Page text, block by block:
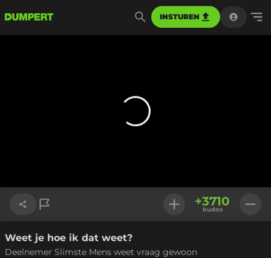
INSTUREN
Link kopiëren
+3710
kudos
Weet je hoe ik dat weet?
Deelnemer Slimste Mens weet vraag gewoon